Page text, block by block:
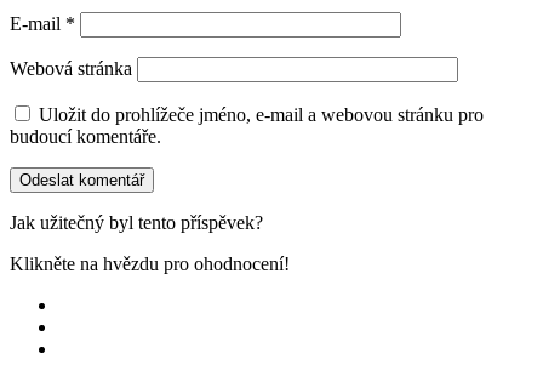
E-mail *
Webová stránka
Uložit do prohlížeče jméno, e-mail a webovou stránku pro
budoucí komentáře.
Jak užitečný byl tento příspěvek?
Klikněte na hvězdu pro ohodnocení!